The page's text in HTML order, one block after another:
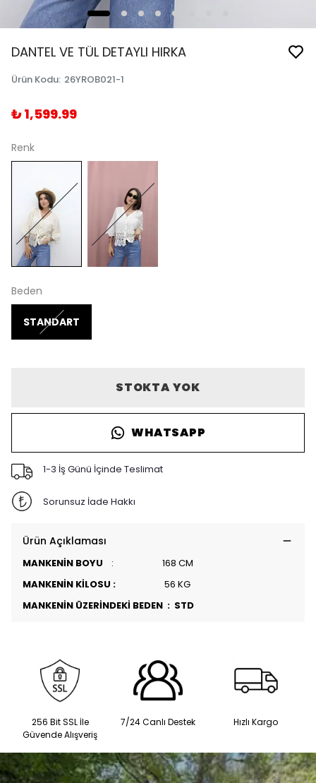
DANTEL VE TÜL DETAYLI HIRKA
Ürün Kodu: 26YROB021-1
₺ 1,599.99
Renk
Beden
STANDART
STOKTA YOK
WHATSAPP
1-3 İş Günü İçinde Teslimat
Sorunsuz İade Hakkı
Ürün Açıklaması
MANKENİN BOYU : 168 CM
MANKENİN KİLOSU : 56 KG
MANKENİN ÜZERİNDEKİ BEDEN : STD
256 Bit SSL İle
Güvende Alışveriş
7/24 Canlı Destek Hızlı Kargo